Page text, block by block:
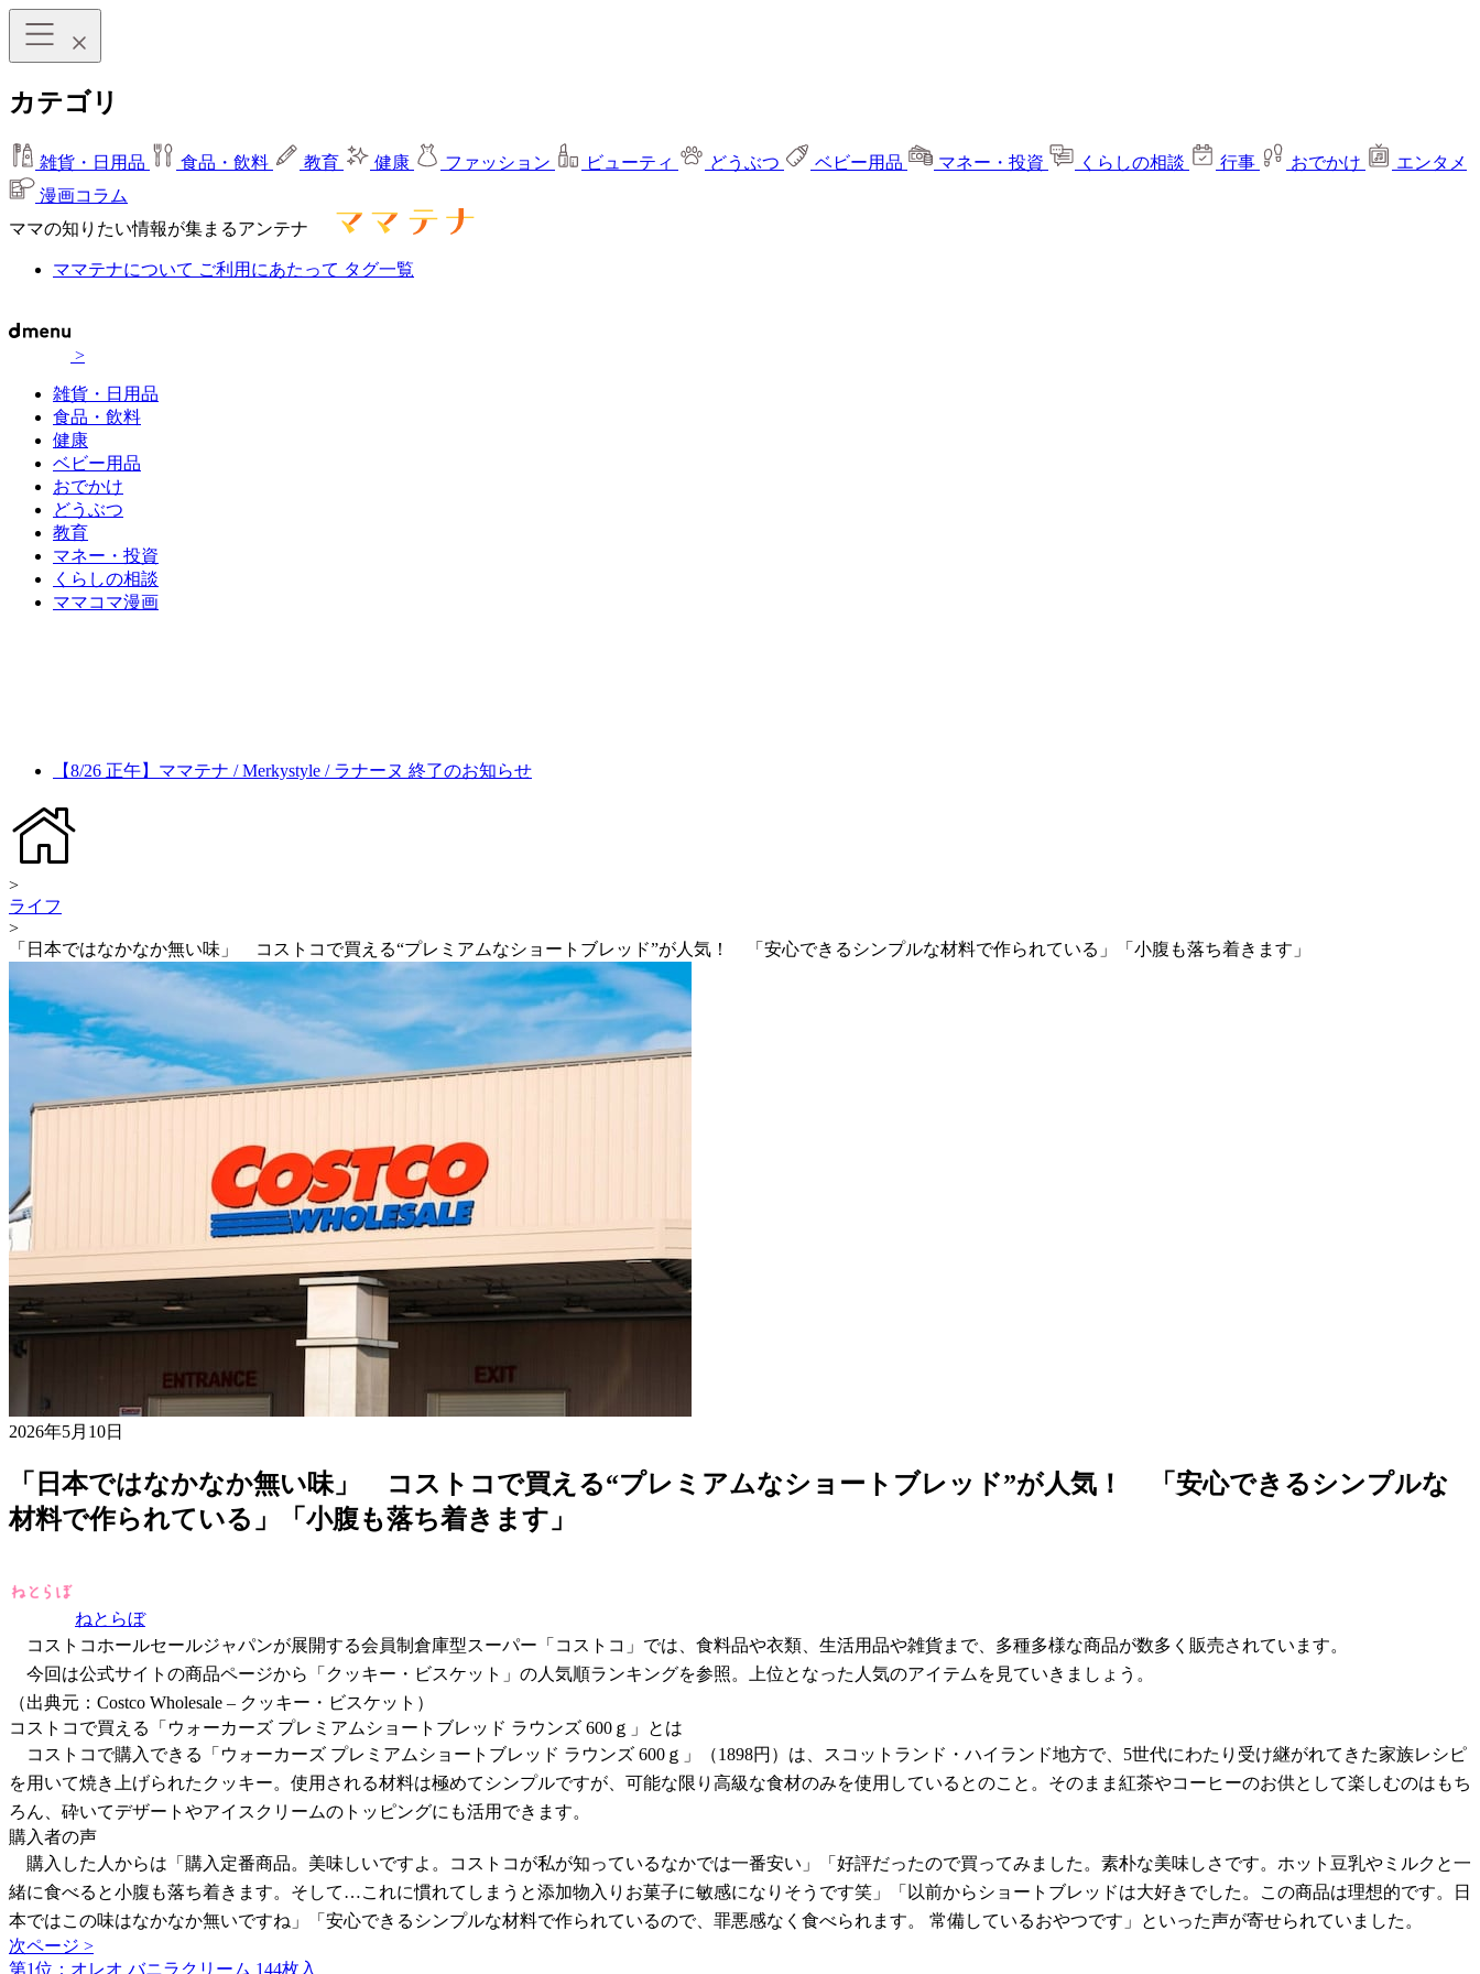
カテゴリ
雑貨・日用品 食品・飲料 教育 健康 ファッション ビューティ どうぶつ ベビー用品 マネー・投資 くらしの相談 行事 おでかけ
エンタメ
漫画コラム
ママの知りたい情報が集まるアンテナ
ママテナについて ご利用にあたって タグ一覧
>
雑貨・日用品
食品・飲料
健康
ベビー用品
おでかけ
どうぶつ
教育
マネー・投資
くらしの相談
ママコマ漫画
【8/26 正午】ママテナ / Merkystyle / ラナーヌ 終了のお知らせ
>
ライフ
>
「日本ではなかなか無い味」 コストコで買える“プレミアムなショートブレッド”が人気！ 「安心できるシンプルな材料で作られている」「小腹も落ち着きます」
2026年5月10日
「日本ではなかなか無い味」 コストコで買える“プレミアムなショートブレッド”が人気！ 「安心できるシンプルな
材料で作られている」「小腹も落ち着きます」
ねとらぼ
コストコホールセールジャパンが展開する会員制倉庫型スーパー「コストコ」では、食料品や衣類、生活用品や雑貨まで、多種多様な商品が数多く販売されています。
今回は公式サイトの商品ページから「クッキー・ビスケット」の人気順ランキングを参照。上位となった人気のアイテムを見ていきましょう。
（出典元：Costco Wholesale – クッキー・ビスケット）
コストコで買える「ウォーカーズ プレミアムショートブレッド ラウンズ 600ｇ」とは
コストコで購入できる「ウォーカーズ プレミアムショートブレッド ラウンズ 600ｇ」（1898円）は、スコットランド・ハイランド地方で、5世代にわたり受け継がれてきた家族レシピ
を用いて焼き上げられたクッキー。使用される材料は極めてシンプルですが、可能な限り高級な食材のみを使用しているとのこと。そのまま紅茶やコーヒーのお供として楽しむのはもち
ろん、砕いてデザートやアイスクリームのトッピングにも活用できます。
購入者の声
購入した人からは「購入定番商品。美味しいですよ。コストコが私が知っているなかでは一番安い」「好評だったので買ってみました。素朴な美味しさです。ホット豆乳やミルクと一
緒に食べると小腹も落ち着きます。そして…これに慣れてしまうと添加物入りお菓子に敏感になりそうです笑」「以前からショートブレッドは大好きでした。この商品は理想的です。日
本ではこの味はなかなか無いですね」「安心できるシンプルな材料で作られているので、罪悪感なく食べられます。 常備しているおやつです」といった声が寄せられていました。
次ページ >
第1位：オレオ バニラクリーム 144枚入